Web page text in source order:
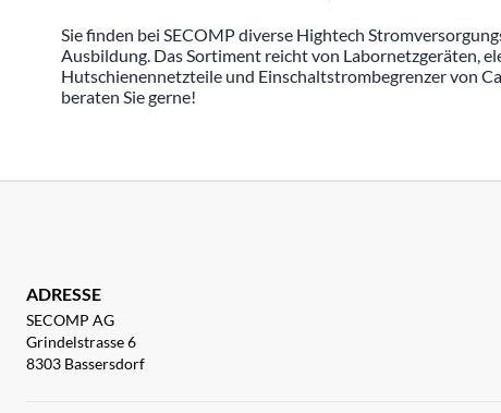
Sie finden bei SECOMP diverse Hightech
Ausbildung. Das Sortiment reicht von Labornetzgeräten,
Hutschienennetzteile und Einschaltstrombegrenzer von
beraten Sie gerne!
ADRESSE
SECOMP AG
Grindelstrasse 6
8303 Bassersdorf